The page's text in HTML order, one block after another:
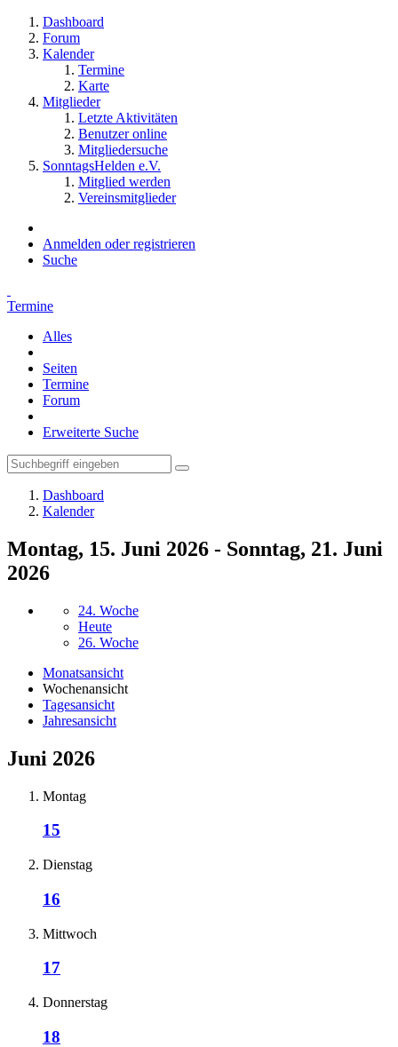
Dashboard
Forum
Kalender
Termine
Karte
Mitglieder
Letzte Aktivitäten
Benutzer online
Mitgliedersuche
SonntagsHelden e.V.
Mitglied werden
Vereinsmitglieder
Anmelden oder registrieren
Suche
Termine
Alles
Seiten
Termine
Forum
Erweiterte Suche
Dashboard
Kalender
Montag, 15. Juni 2026 - Sonntag, 21. Juni
2026
24. Woche
Heute
26. Woche
Monatsansicht
Wochenansicht
Tagesansicht
Jahresansicht
Juni 2026
Montag
15
Dienstag
16
Mittwoch
17
Donnerstag
18